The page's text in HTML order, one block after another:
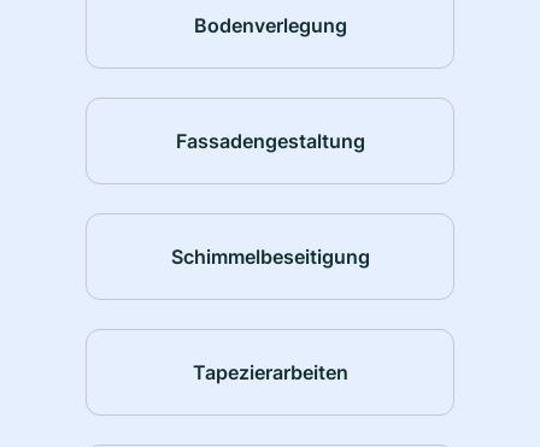
Bodenverlegung
Fassadengestaltung
Schimmelbeseitigung
Tapezierarbeiten